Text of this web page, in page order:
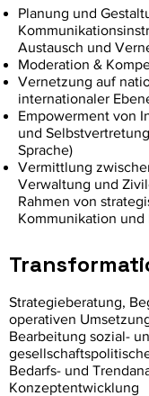
Planung und
Austausch und
Moderation &
Vernetzung auf
internationaler
Empowerment von
und
Sprache)
Vermittlung
Verwaltung und
Rahmen von
Kommunikation und
Strategieberatung,
operativen
Bearbeitung sozial-
Bedarfs- und
Konzeptentwicklung